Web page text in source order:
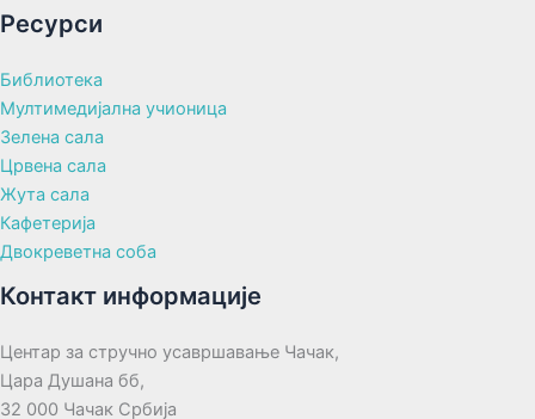
Ресурси
Библиотека
Мултимедијална учионица
Зелена сала
Црвена сала
Жута сала
Кафетерија
Двокреветна соба
Контакт информације
Центар за стручно усавршавање Чачак,
Цара Душана бб,
32 000 Чачак Србија